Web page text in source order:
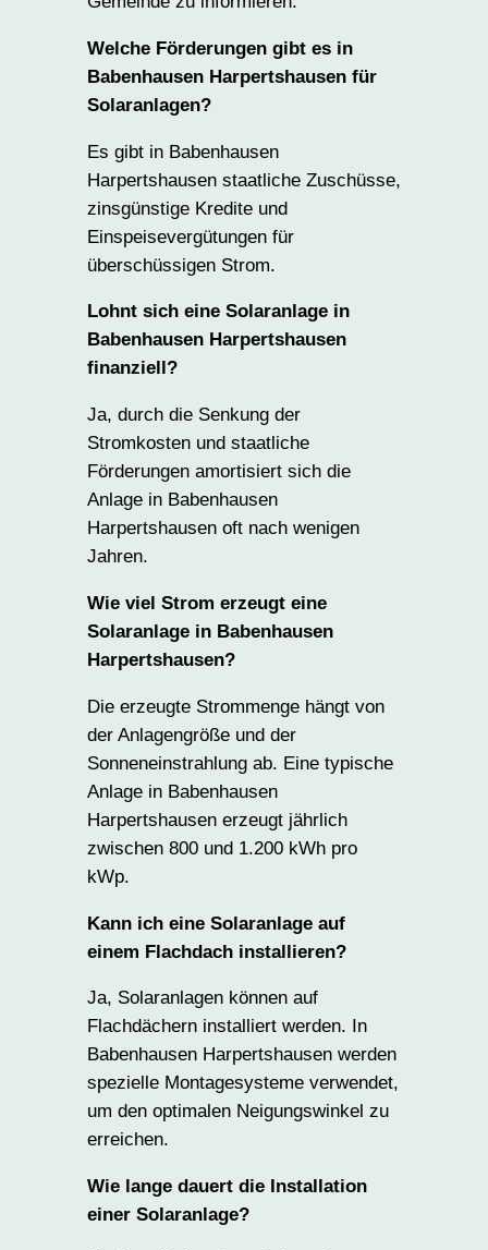
Welche Förderungen gibt es in
Babenhausen Harpertshausen für
Solaranlagen?
Es gibt in Babenhausen
Harpertshausen staatliche Zuschüsse,
zinsgünstige Kredite und
Einspeisevergütungen für
überschüssigen Strom.
Lohnt sich eine Solaranlage in
Babenhausen Harpertshausen
finanziell?
Ja, durch die Senkung der
Stromkosten und staatliche
Förderungen amortisiert sich die
Anlage in Babenhausen
Harpertshausen oft nach wenigen
Jahren.
Wie viel Strom erzeugt eine
Solaranlage in Babenhausen
Harpertshausen?
Die erzeugte Strommenge hängt von
der Anlagengröße und der
Sonneneinstrahlung ab. Eine typische
Anlage in Babenhausen
Harpertshausen erzeugt jährlich
zwischen 800 und 1.200 kWh pro
kWp.
Kann ich eine Solaranlage auf
einem Flachdach installieren?
Ja, Solaranlagen können auf
Flachdächern installiert werden. In
Babenhausen Harpertshausen werden
spezielle Montagesysteme verwendet,
um den optimalen Neigungswinkel zu
erreichen.
Wie lange dauert die Installation
einer Solaranlage?